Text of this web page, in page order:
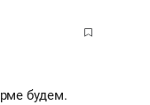
будем.